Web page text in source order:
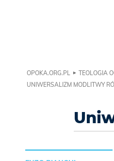
OPOKA.ORG.PL TEOLOGIA
UNIWERSALIZM MODLITWY